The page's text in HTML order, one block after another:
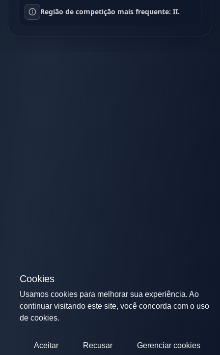
Região de competição mais frequente: II.
Cookies
Usamos cookies para melhorar sua experiência. Ao
continuar visitando este site, você concorda com o uso
de cookies.
Aceitar Recusar Gerenciar cookies